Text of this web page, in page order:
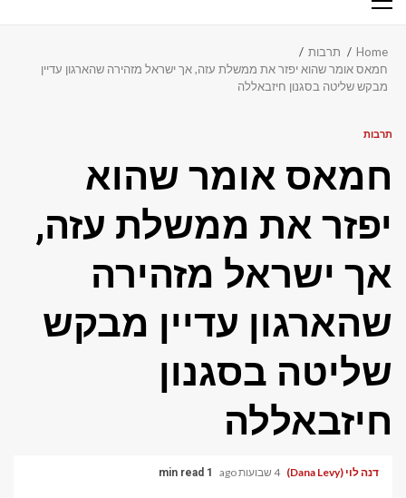
Primary
Home
תרבות
חמאס אומר שהוא יפזר את ממשלת עזה, אך ישראל מזהירה שהארגון עדיין
מבקש שליטה בסגנון חיזבאללה
תרבות
חמאס אומר שהוא
יפזר את ממשלת עזה,
אך ישראל מזהירה
שהארגון עדיין מבקש
שליטה בסגנון
חיזבאללה
דנה לוי (Dana Levy) 4 שבועות ago 1 min read